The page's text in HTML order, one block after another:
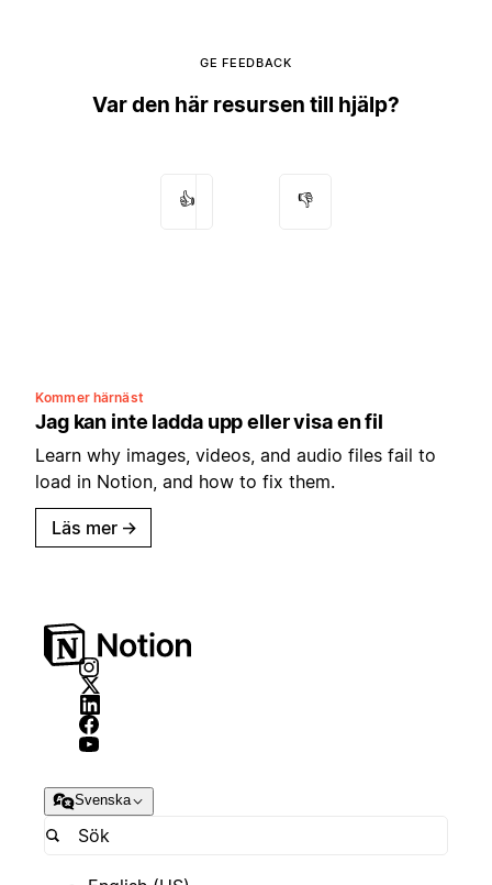
GE FEEDBACK
Var den här resursen till hjälp?
👍 👎
Kommer härnäst
Jag kan inte ladda upp eller visa en fil
Learn why images, videos, and audio files fail to
load in Notion, and how to fix them.
Läs mer →
Svenska